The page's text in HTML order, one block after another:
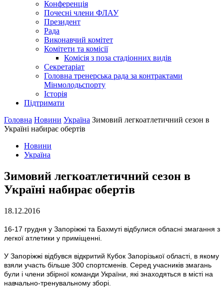
Конференція
Почесні члени ФЛАУ
Президент
Рада
Виконавчий комітет
Комітети та комісії
Комісія з поза стадіонних видів
Секретаріат
Головна тренерська рада за контрактами
Мінмолодьспорту
Історія
Підтримати
Головна Новини Україна Зимовий легкоатлетичний сезон в
Україні набирає обертів
Новини
Україна
Зимовий легкоатлетичний сезон в
Україні набирає обертів
18.12.2016
16-17 грудня у Запоріжжі та Бахмуті відбулися обласні змагання з
легкої атлетики у приміщенні.
У Запоріжжі відбувся відкритий Кубок Запорізької області, в якому
взяли участь більше 300 спортсменів. Серед учасників змагань
були і члени збірної команди України, які знаходяться в місті на
навчально-тренувальному зборі.